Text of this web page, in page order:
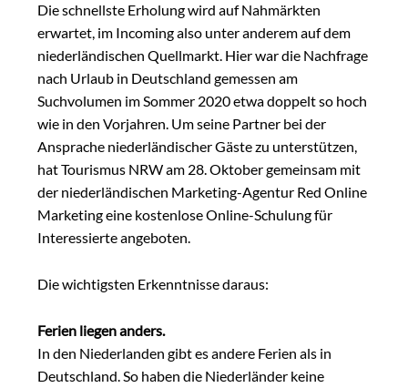
Die schnellste Erholung wird auf Nahmärkten
erwartet, im Incoming also unter anderem auf dem
niederländischen Quellmarkt. Hier war die Nachfrage
nach Urlaub in Deutschland gemessen am
Suchvolumen im Sommer 2020 etwa doppelt so hoch
wie in den Vorjahren. Um seine Partner bei der
Ansprache niederländischer Gäste zu unterstützen,
hat Tourismus NRW am 28. Oktober gemeinsam mit
der niederländischen Marketing-Agentur Red Online
Marketing eine kostenlose Online-Schulung für
Interessierte angeboten.
Die wichtigsten Erkenntnisse daraus:
Ferien liegen anders.
In den Niederlanden gibt es andere Ferien als in
Deutschland. So haben die Niederländer keine